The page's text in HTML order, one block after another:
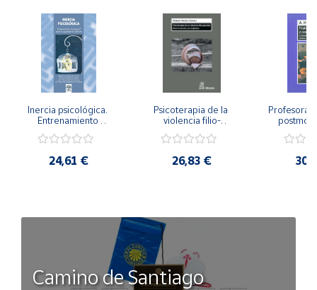
Inercia psicológica.
Entrenamiento
Igualdad de Género.
24,61 €
Psicoterapia de la
violencia filio-
secreto y la
26,83 €
Camino de Santiago